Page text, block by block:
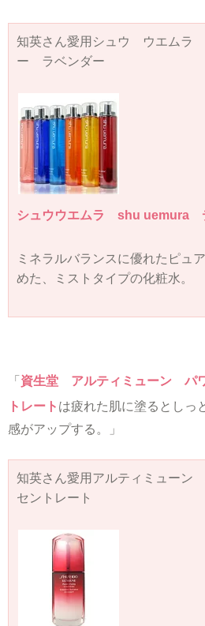
知英さん愛用シュウ ウエムラ
ー ラベンダー
シュウウエムラ shu uemura
ミネラルバランスに優れたピュ
めた、ミストタイプの化粧水。
「 資生堂 アルティミューン パ
トレート は疲れた肌に塗るとしっ
感がアップする。」
知英さん愛用アルティミュー
セントレート